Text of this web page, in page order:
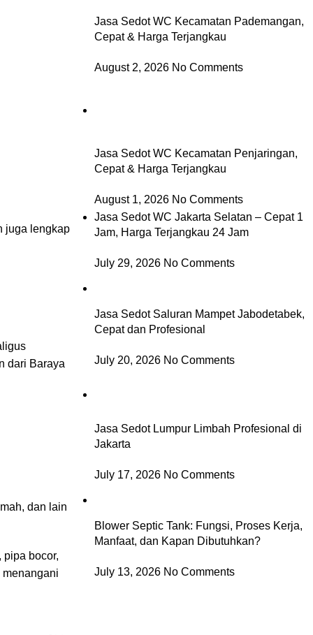
juga lengkap
dari Baraya
dan lain
pipa bocor,
Jasa Sedot WC Kecamatan Pademangan,
Cepat & Harga Terjangkau
August 2, 2026 No Comments
Jasa Sedot WC Kecamatan Penjaringan,
Cepat & Harga Terjangkau
August 1, 2026 No Comments
Jasa Sedot WC Jakarta Selatan – Cepat 1
Jam, Harga Terjangkau 24 Jam
July 29, 2026 No Comments
Jasa Sedot Saluran Mampet Jabodetabek,
Cepat dan Profesional
July 20, 2026 No Comments
Jasa Sedot Lumpur Limbah Profesional di
Jakarta
July 17, 2026 No Comments
Blower Septic Tank: Fungsi, Proses Kerja,
Manfaat, dan Kapan Dibutuhkan?
July 13, 2026 No Comments